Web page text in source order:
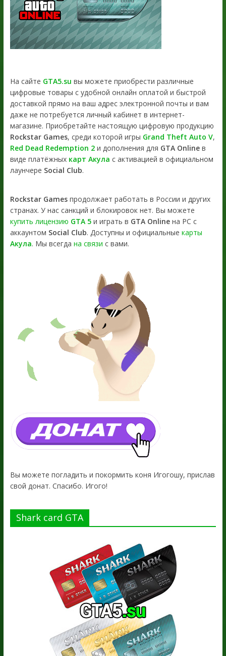
На сайте GTA5.su вы можете приобрести различные
цифровые товары с удобной онлайн оплатой и быстрой
доставкой прямо на ваш адрес электронной почты и вам
даже не потребуется личный кабинет в интернет-
магазине. Приобретайте настоящую цифровую продукцию
Rockstar Games, среди которой игры Grand Theft Auto V,
Red Dead Redemption 2и дополнения для GTA Onlineв
виде платёжных карт Акула с активацией в официальном
лаунчере Social Club.
Rockstar Gamesпродолжает работать в России и других
странах. У нас санкций и блокировок нет. Вы можете
купить лицензию GTA 5и играть в GTA Onlineна PC с
аккаунтом Social Club. Доступны и официальные карты
Акула. Мы всегда на связи с вами.
Вы можете погладить и покормить коня Игогошу, прислав
свой донат. Спасибо. Игого!
Shark card GTA